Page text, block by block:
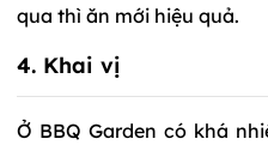
qua thì ăn mới hiệu quả.
4. Khai vị
Ở BBQ Garden có khá